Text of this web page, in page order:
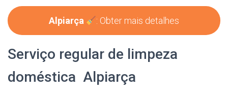
Alpiarça : Obter mais detalhes
Serviço regular de limpeza
doméstica Alpiarça